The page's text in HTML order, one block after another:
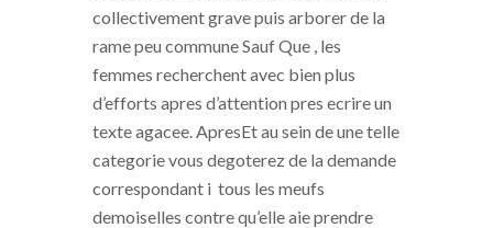
collectivement grave puis arborer de la
rame peu commune Sauf Que , les
femmes recherchent avec bien plus
d’efforts apres d’attention pres ecrire un
texte agacee. ApresEt au sein de une telle
categorie vous degoterez de la demande
correspondant i tous les meufs
demoiselles contre qu’elle aie prendre